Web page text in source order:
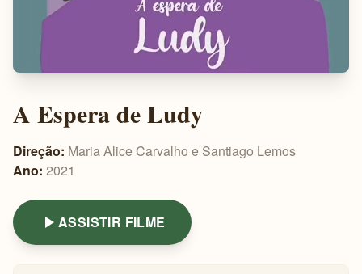
A Espera de Ludy
Direção: Maria Alice Carvalho e Santiago Lemos
Ano: 2021
ASSISTIR FILME